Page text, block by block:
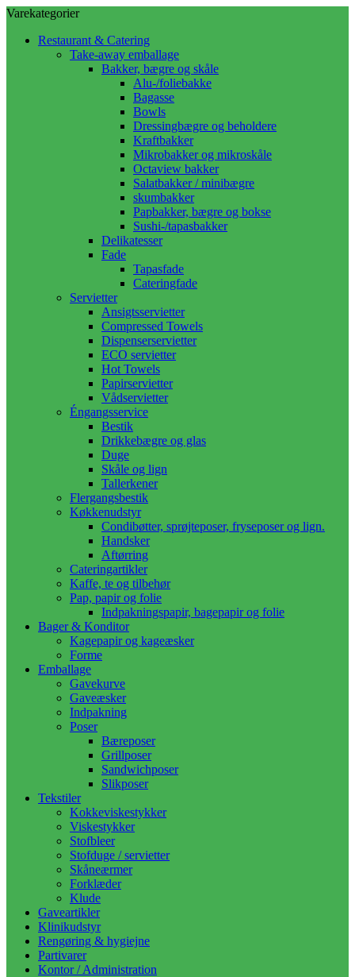
Varekategorier
Restaurant & Catering
Take-away emballage
Bakker, bægre og skåle
Alu-/foliebakke
Bagasse
Bowls
Dressingbægre og beholdere
Kraftbakker
Mikrobakker og mikroskåle
Octaview bakker
Salatbakker / minibægre
skumbakker
Papbakker, bægre og bokse
Sushi-/tapasbakker
Delikatesser
Fade
Tapasfade
Cateringfade
Servietter
Ansigtsservietter
Compressed Towels
Dispenserservietter
ECO servietter
Hot Towels
Papirservietter
Vådservietter
Éngangsservice
Bestik
Drikkebægre og glas
Duge
Skåle og lign
Tallerkener
Flergangsbestik
Køkkenudstyr
Condibøtter, sprøjteposer, fryseposer og lign.
Handsker
Aftørring
Cateringartikler
Kaffe, te og tilbehør
Pap, papir og folie
Indpakningspapir, bagepapir og folie
Bager & Konditor
Kagepapir og kageæsker
Forme
Emballage
Gavekurve
Gaveæsker
Indpakning
Poser
Bæreposer
Grillposer
Sandwichposer
Slikposer
Tekstiler
Kokkeviskestykker
Viskestykker
Stofbleer
Stofduge / servietter
Skåneærmer
Forklæder
Klude
Gaveartikler
Klinikudstyr
Rengøring & hygiejne
Partivarer
Kontor / Administration